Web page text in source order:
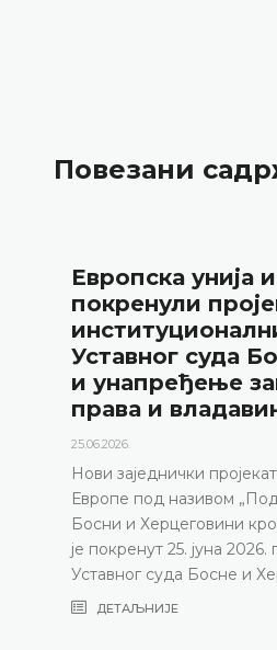
Повезани
званично
Уставни
годишње
18.05.2026.
Уставни суд
године
резултати
изазови с
година,
састава